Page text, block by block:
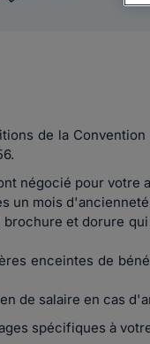
de la
négocié pour votre
un mois
et dorure
enceintes de
de salaire en cas
spécifiques à